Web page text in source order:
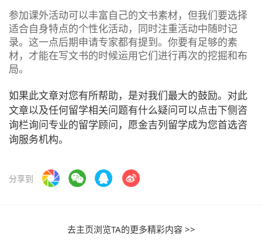
参加课外活动可以丰富自己的文书素材，但我们要选择
适合自身特点的个性化活动，同时注重活动中随时记
录。这一点后期申请专家都有提到。你要有足够的素
材，才能在写文书的时候运用它们进行再次的挖掘和布
局。
如果此文章对您有所帮助，是对我们最大的鼓励。对此
文章以及任何留学相关问题有什么疑问可以点击下侧咨
询栏询问专业的留学顾问，愿金吉列留学成为您首选咨
询服务机构。
分享到
去主页浏览TA的更多精彩内容 >>